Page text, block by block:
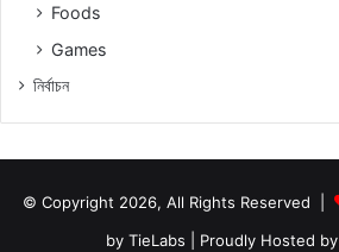
Foods
Games
নিৰ্বাচন
© Copyright 2026, All Rights Reserved |
by TieLabs | Proudly Hosted by